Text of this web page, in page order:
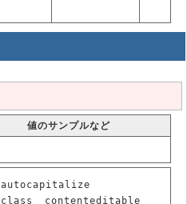
値のサンプルなど
autocapitalize
class
contenteditable